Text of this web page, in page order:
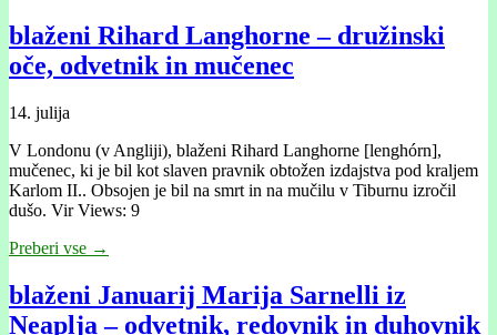
blaženi Rihard Langhorne – družinski
oče, odvetnik in mučenec
14. julija
V Londonu (v Angliji), blaženi Rihard Langhorne [lenghórn],
mučenec, ki je bil kot slaven pravnik obtožen izdajstva pod kraljem
Karlom II.. Obsojen je bil na smrt in na mučilu v Tiburnu izročil
dušo. Vir Views: 9
Preberi vse →
blaženi Januarij Marija Sarnelli iz
Neaplja – odvetnik, redovnik in duhovnik